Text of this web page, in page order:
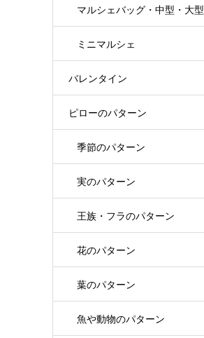
マルシェバッグ・中型・大型
ミニマルシェ
バレンタイン
ピローのパターン
季節のパターン
実のパターン
王族・フラのパターン
花のパターン
葉のパターン
魚や動物のパターン